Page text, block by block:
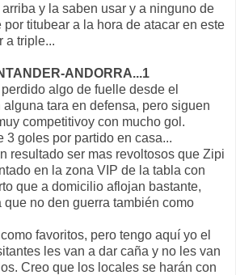
y la saben usar y a ninguno de
por titubear a la hora de atacar en este
a triple...
ANDORRA...1
algo de fuelle desde el
tara en defensa, pero siguen
competitivoy con mucho gol.
3 goles por partido en casa...
resultado ser mas revoltosos que Zipi
en la zona VIP de la tabla con
que a domicilio aflojan bastante,
no den guerra también como
favoritos, pero tengo aquí yo el
les van a dar caña y no les van
Creo que los locales se harán con